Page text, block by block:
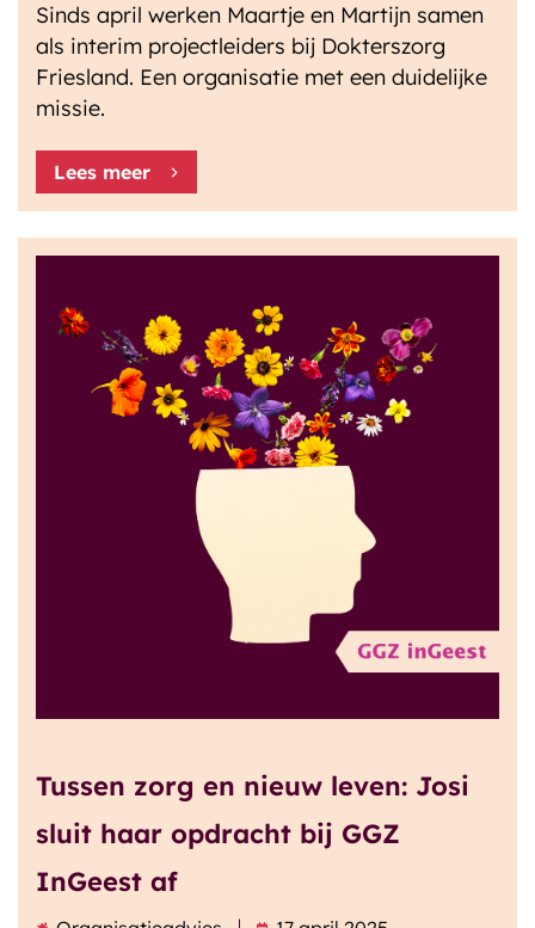
Sinds april werken Maartje en Martijn samen
als interim projectleiders bij Dokterszorg
Friesland. Een organisatie met een duidelijke
missie.
Lees meer
Tussen zorg en nieuw leven: Josi
sluit haar opdracht bij GGZ
InGeest af